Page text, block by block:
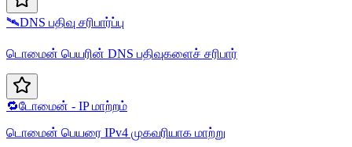
🛰️DNS பதிவு சரிபார்ப்பு
டொமைன் பெயரின் DNS பதிவுகளைச் சரிபார்
🔁டோமைன் - IP மாற்றம்
டொமைன் பெயரை IPv4 முகவரியாக மாற்று